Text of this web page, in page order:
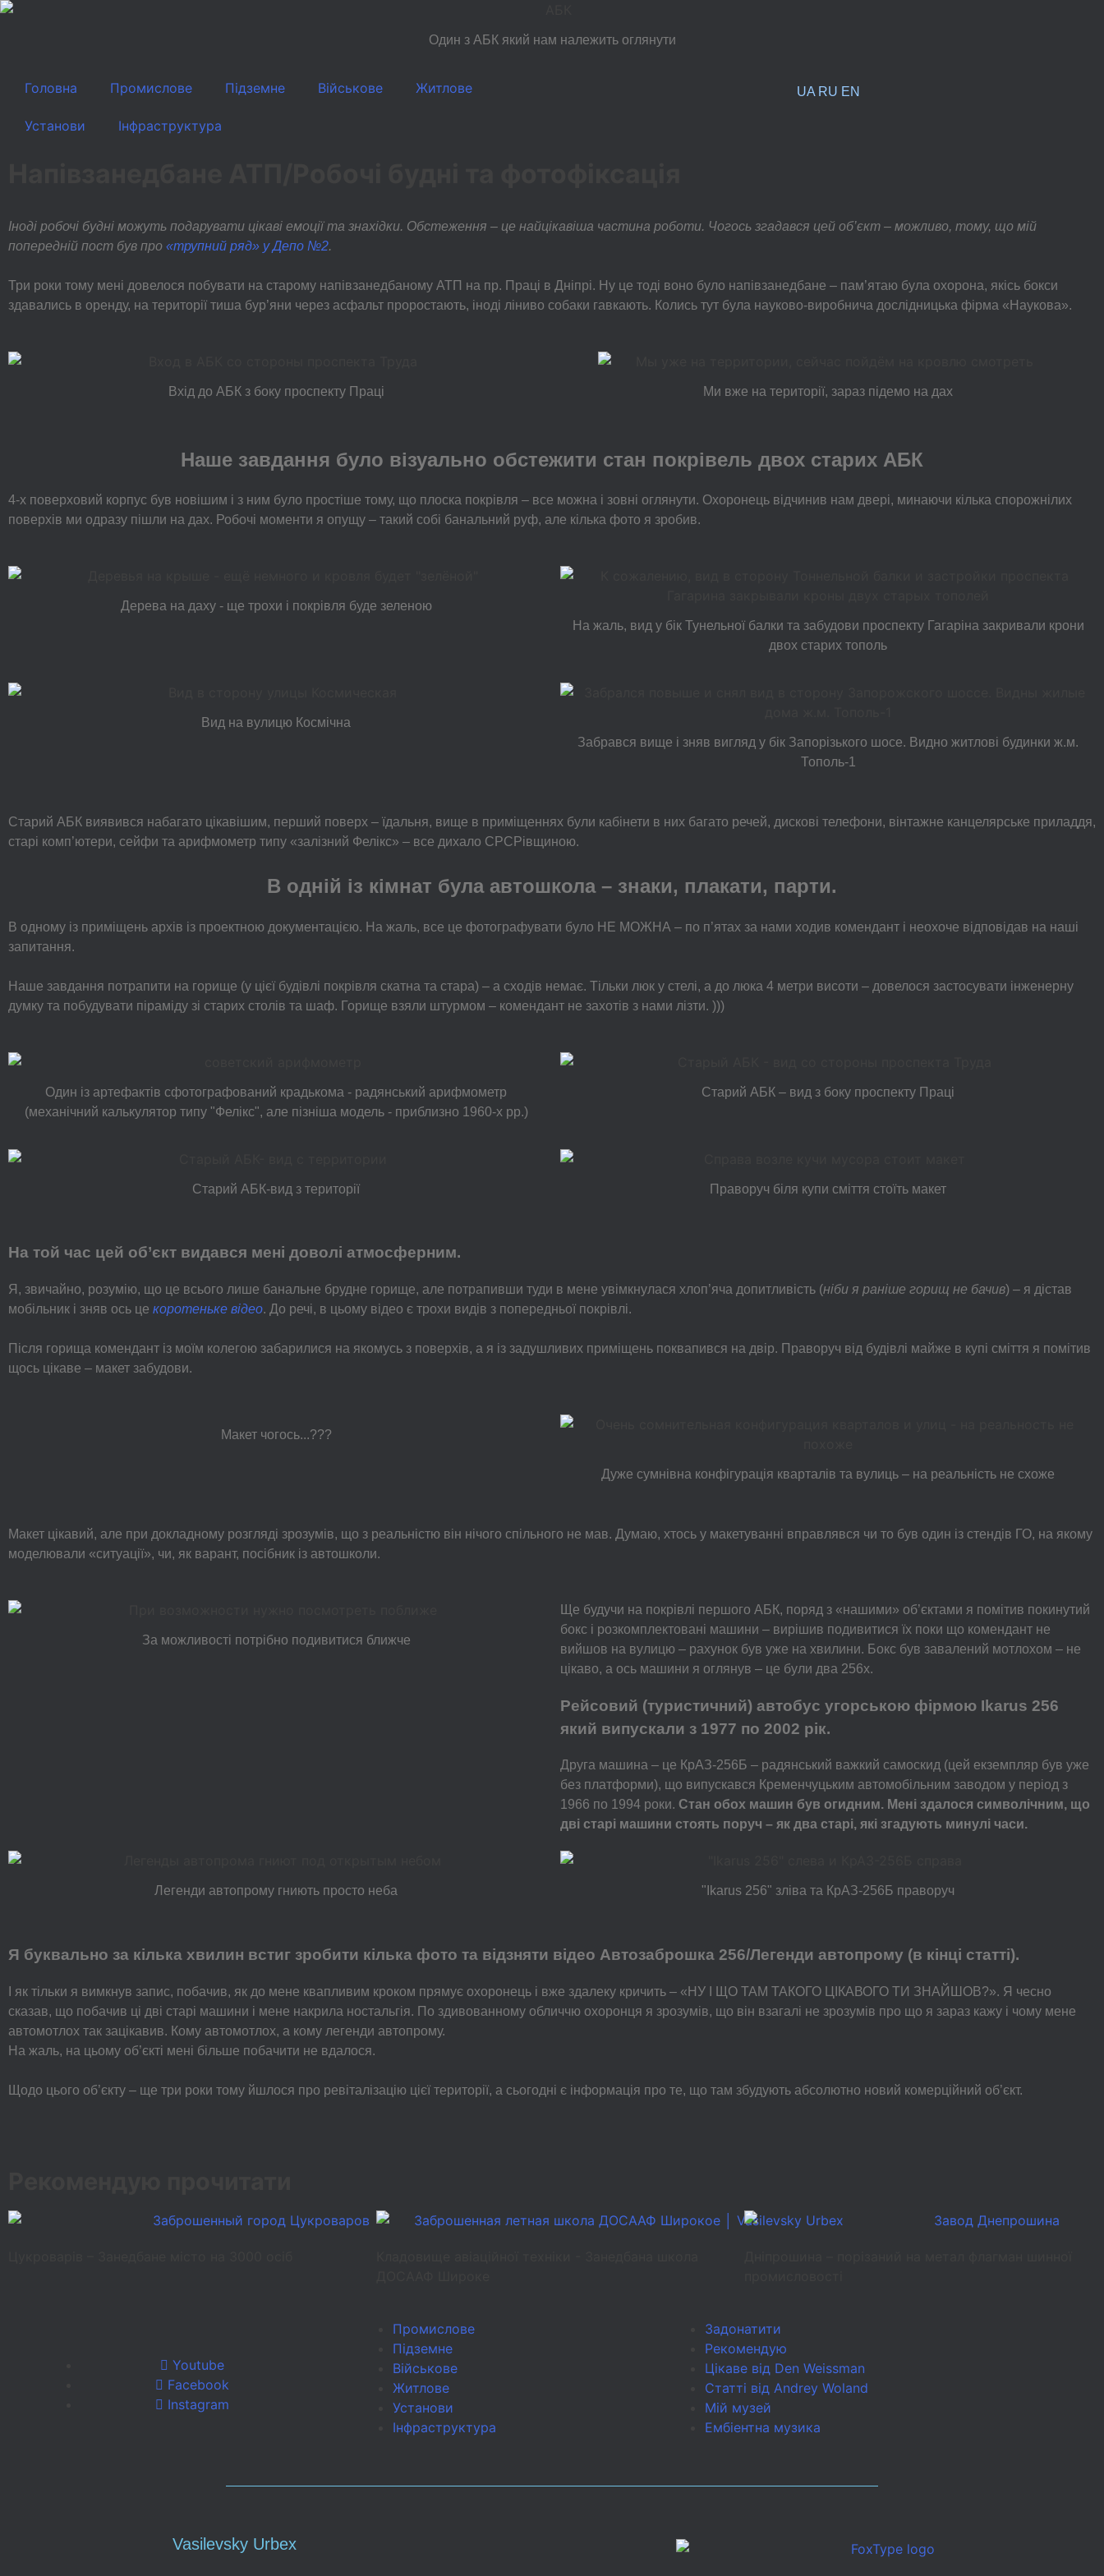
Один з АБК який нам належить оглянути
Головна Промислове Підземне Військове Житлове
Установи Інфраструктура
UA RU EN
Іноді робочі будні можуть подарувати цікаві емоції та знахідки. Обстеження – це найцікавіша частина роботи. Чогось згадався цей об’єкт – можливо, тому, що мій
попередній пост був про «трупний ряд» у Депо №2.
Три роки тому мені довелося побувати на старому напівзанедбаному АТП на пр. Праці в Дніпрі. Ну це тоді воно було напівзанедбане – пам’ятаю була охорона, якісь бокси
здавались в оренду, на території тиша бур’яни через асфальт проростають, іноді ліниво собаки гавкають. Колись тут була науково-виробнича дослідницька фірма «Наукова».
Вхід до АБК з боку проспекту Праці Ми вже на території, зараз підемо на дах
Наше завдання було візуально обстежити стан покрівель двох старих АБК
4-х поверховий корпус був новішим і з ним було простіше тому, що плоска покрівля – все можна і зовні оглянути. Охоронець відчинив нам двері, минаючи кілька спорожнілих
поверхів ми одразу пішли на дах. Робочі моменти я опущу – такий собі банальний руф, але кілька фото я зробив.
Дерева на даху - ще трохи і покрівля буде зеленою
На жаль, вид у бік Тунельної балки та забудови проспекту Гагаріна закривали крони
двох старих тополь
Вид на вулицю Космічна
Забрався вище і зняв вигляд у бік Запорізького шосе. Видно житлові будинки ж.м.
Тополь-1
Старий АБК виявився набагато цікавішим, перший поверх – їдальня, вище в приміщеннях були кабінети в них багато речей, дискові телефони, вінтажне канцелярське приладдя,
старі комп’ютери, сейфи та арифмометр типу «залізний Фелікс» – все дихало СРСРівщиною.
В одній із кімнат була автошкола – знаки, плакати, парти.
В одному із приміщень архів із проектною документацією. На жаль, все це фотографувати було НЕ МОЖНА – по п’ятах за нами ходив комендант і неохоче відповідав на наші
запитання.
Наше завдання потрапити на горище (у цієї будівлі покрівля скатна та стара) – а сходів немає. Тільки люк у стелі, а до люка 4 метри висоти – довелося застосувати інженерну
думку та побудувати піраміду зі старих столів та шаф. Горище взяли штурмом – комендант не захотів з нами лізти. )))
Один із артефактів сфотографований крадькома - радянський арифмометр
(механічний калькулятор типу "Фелікс", але пізніша модель - приблизно 1960-х рр.)
Старий АБК – вид з боку проспекту Праці
Старий АБК-вид з території Праворуч біля купи сміття стоїть макет
На той час цей об’єкт видався мені доволі атмосферним.
Я, звичайно, розумію, що це всього лише банальне брудне горище, але потрапивши туди в мене увімкнулася хлоп’яча допитливість (ніби я раніше горищ не бачив) – я дістав
мобільник і зняв ось це коротеньке відео. До речі, в цьому відео є трохи видів з попередньої покрівлі.
Після горища комендант із моїм колегою забарилися на якомусь з поверхів, а я із задушливих приміщень поквапився на двір. Праворуч від будівлі майже в купі сміття я помітив
щось цікаве – макет забудови.
Макет чогось...???
Дуже сумнівна конфігурація кварталів та вулиць – на реальність не схоже
Макет цікавий, але при докладному розгляді зрозумів, що з реальністю він нічого спільного не мав. Думаю, хтось у макетуванні вправлявся чи то був один із стендів ГО, на якому
моделювали «ситуації», чи, як варант, посібник із автошколи.
За можливості потрібно подивитися ближче
Ще будучи на покрівлі першого АБК, поряд з «нашими» об’єктами я помітив покинутий
бокс і розкомплектовані машини – вирішив подивитися їх поки що комендант не
вийшов на вулицю – рахунок був уже на хвилини. Бокс був завалений мотлохом – не
цікаво, а ось машини я оглянув – це були два 256х.
Рейсовий (туристичний) автобус угорською фірмою Ikarus 256
який випускали з 1977 по 2002 рік.
Друга машина – це КрАЗ-256Б – радянський важкий самоскид (цей екземпляр був уже
без платформи), що випускався Кременчуцьким автомобільним заводом у період з
1966 по 1994 роки. Стан обох машин був огидним. Мені здалося символічним, що
дві старі машини стоять поруч – як два старі, які згадують минулі часи.
Легенди автопрому гниють просто неба "Ikarus 256" зліва та КрАЗ-256Б праворуч
Я буквально за кілька хвилин встиг зробити кілька фото та відзняти відео Автозаброшка 256/Легенди автопрому (в кінці статті).
І як тільки я вимкнув запис, побачив, як до мене квапливим кроком прямує охоронець і вже здалеку кричить – «НУ І ЩО ТАМ ТАКОГО ЦІКАВОГО ТИ ЗНАЙШОВ?». Я чесно
сказав, що побачив ці дві старі машини і мене накрила ностальгія. По здивованному обличчю охоронця я зрозумів, що він взагалі не зрозумів про що я зараз кажу і чому мене
автомотлох так зацікавив. Кому автомотлох, а кому легенди автопрому.
На жаль, на цьому об’єкті мені більше побачити не вдалося.
Щодо цього об’єкту – ще три роки тому йшлося про ревіталізацію цієї території, а сьогодні є інформація про те, що там збудують абсолютно новий комерційний об’єкт.
Youtube
Facebook
Instagram
Промислове
Підземне
Військове
Житлове
Установи
Інфраструктура
Задонатити
Рекомендую
Цікаве від Den Weissman
Статті від Andrey Woland
Мій музей
Ембіентна музика
Vasilevsky Urbex